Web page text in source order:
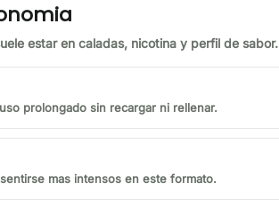
estar en caladas, nicotina y perfil de sabor.
prolongado sin recargar ni rellenar.
mas intensos en este formato.